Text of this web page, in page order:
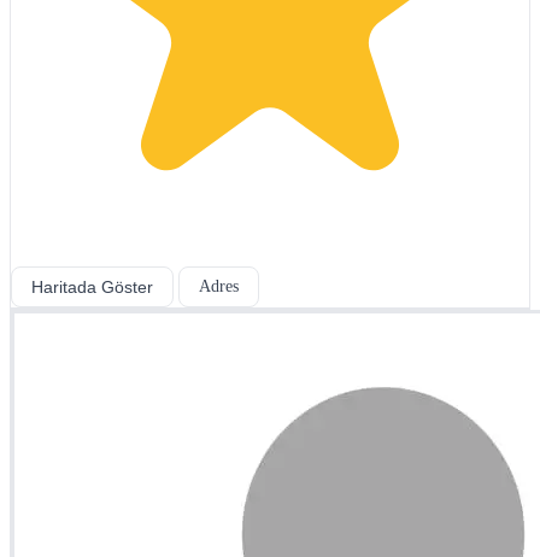
Haritada Göster Adres